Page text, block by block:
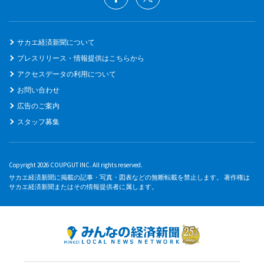
サカエ経済新聞について
プレスリリース・情報提供はこちらから
アクセスデータの利用について
お問い合わせ
広告のご案内
スタッフ募集
Copyright 2026 COUPGUT INC. All rights reserved.
サカエ経済新聞に掲載の記事・写真・図表などの無断転載を禁止します。 著作権は
サカエ経済新聞またはその情報提供者に属します。